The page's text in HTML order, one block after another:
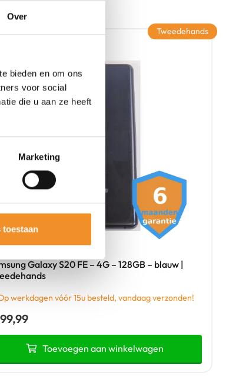
Over
bieden en om ons
voor social
die u aan ze heeft
Marketing
toestaan
Galaxy S20 FE – 4G – 128GB – blauw |
werkdagen vóór 15u besteld, vandaag verzonden!
Toevoegen aan winkelwagen
Tweedehands